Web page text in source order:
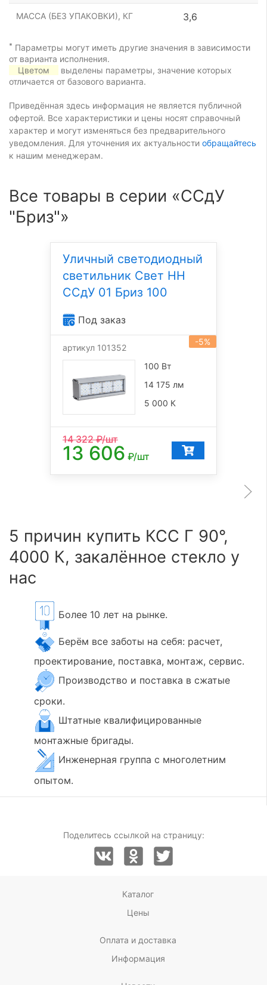
МАССА (БЕЗ УПАКОВКИ), КГ 3,6
* Параметры могут иметь другие значения в зависимости
от варианта исполнения.
Цветом
выделены параметры, значение которых
отличается от базового варианта.
Приведённая здесь информация не является публичной
офертой. Все характеристики и цены носят справочный
характер и могут изменяться без предварительного
уведомления. Для уточнения их актуальности обращайтесь
к нашим менеджерам.
Все товары в серии «ССдУ
"Бриз"»
Уличный светодиодный
светильник Свет НН
ССдУ 01 Бриз 100
Под заказ
-5%
артикул 101352
100 Вт
14 175 лм
5 000 К
14 322₽/шт
13 606 ₽/шт
5 причин купить КСС Г 90°,
4000 К, закалённое стекло у
нас
Более 10 лет на рынке.
Берём все заботы на себя: расчет,
проектирование, поставка, монтаж, сервис.
Производство и поставка в сжатые
сроки.
Штатные квалифицированные
монтажные бригады.
Инженерная группа с многолетним
опытом.
Поделитесь ссылкой на страницу:
Каталог
Цены
Оплата и доставка
Информация